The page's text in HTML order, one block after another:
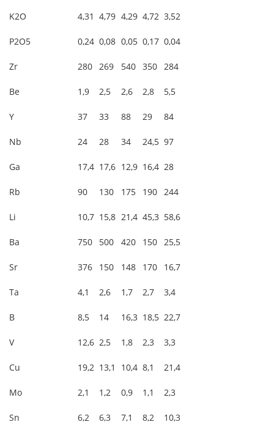
K2O 4,31 4,79 4,29 4,72 3,52
P2O5 0,24 0,08 0,05 0,17 0,04
Zr 280 269 540 350 284
Be 1,9 2,5 2,6 2,8 5,5
Y 37 33 88 29 84
Nb 24 28 34 24,5 97
Ga 17,4 17,6 12,9 16,4 28
Rb 90 130 175 190 244
Li 10,7 15,8 21,4 45,3 58,6
Ba 750 500 420 150 25,5
Sr 376 150 148 170 16,7
Ta 4,1 2,6 1,7 2,7 3,4
B 8,5 14 16,3 18,5 22,7
V 12,6 2,5 1,8 2,3 3,3
Cu 19,2 13,1 10,4 8,1 21,4
Mo 2,1 1,2 0,9 1,1 2,3
Sn 6,2 6,3 7,1 8,2 10,3